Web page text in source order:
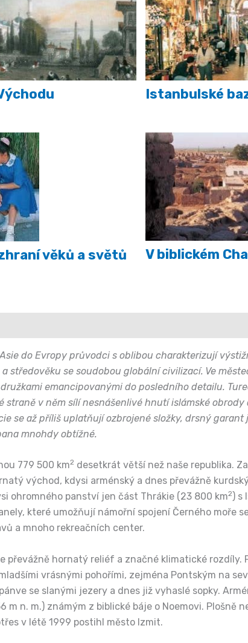
Istanbulské
věků a světů V biblickém
do Evropy průvodci s oblibou charakterizují
a středověku se soudobou globální civilizací. Ve
emancipovanými do posledního detailu.
straně v něm sílí nesnášenlivé hnutí islámské
se až příliš uplatňují ozbrojené složky, drsný
mnohdy obtížné.
779 500 km2 desetkrát větší než naše republika.
východ, kdysi arménský a dnes převážně
ohromného panství jen část Thrákie (23 800 km2 ) s
které umožňují námořní spojení Černého moře
a mnoho rekreačních center.
převážně hornatý reliéf a značné klimatické
vrásnými pohořími, zejména Pontským na
se slanými jezery a dnes již vyhaslé sopky.
m n. m.) známým z biblické báje o Noemovi.
v létě 1999 postihl město Izmit.